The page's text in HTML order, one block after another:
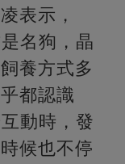
表示，
名狗，晶
養方式多
都認識
動時，發
候也不停